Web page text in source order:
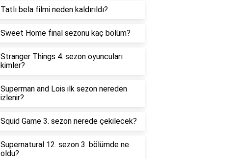
Tatlı bela filmi neden kaldırıldı?
Sweet Home final sezonu kaç bölüm?
Stranger Things 4. sezon oyuncuları
kimler?
Superman and Lois ilk sezon nereden
izlenir?
Squid Game 3. sezon nerede çekilecek?
Supernatural 12. sezon 3. bölümde ne
oldu?